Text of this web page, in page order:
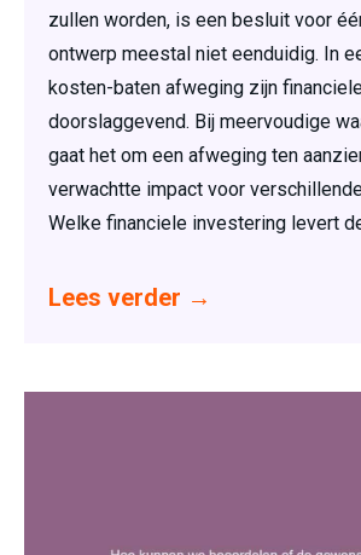
zullen worden, is een besluit voor
ontwerp meestal niet eenduidig. In
kosten-baten afweging zijn
doorslaggevend. Bij meervoudige
gaat het om een afweging ten
verwachtte impact voor
Welke financiele investering levert
Lees verder →